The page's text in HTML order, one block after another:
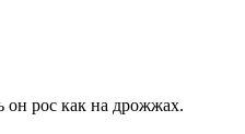
он рос как на дрожжах.